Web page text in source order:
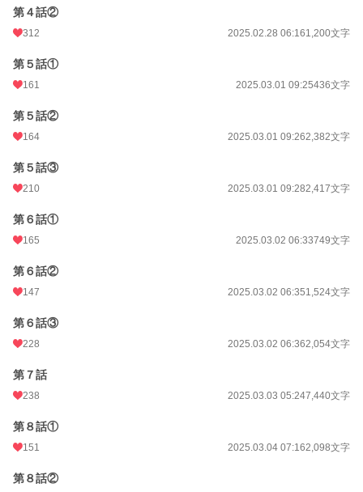
第４話②
312 2025.02.28 06:161,200文字
第５話①
161 2025.03.01 09:25436文字
第５話②
164 2025.03.01 09:262,382文字
第５話③
210 2025.03.01 09:282,417文字
第６話①
165 2025.03.02 06:33749文字
第６話②
147 2025.03.02 06:351,524文字
第６話③
228 2025.03.02 06:362,054文字
第７話
238 2025.03.03 05:247,440文字
第８話①
151 2025.03.04 07:162,098文字
第８話②